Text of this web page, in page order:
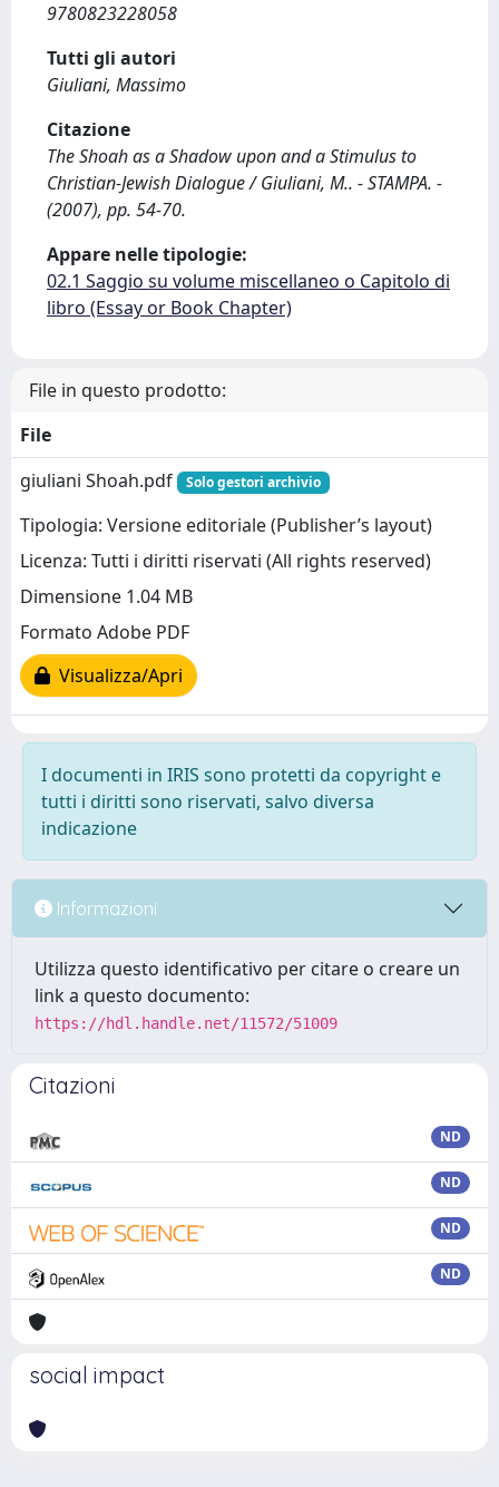
9780823228058
Tutti gli autori
Giuliani, Massimo
Citazione
The Shoah as a Shadow upon and a Stimulus to
Christian-Jewish Dialogue / Giuliani, M.. - STAMPA. -
(2007), pp. 54-70.
Appare nelle tipologie:
02.1 Saggio su volume miscellaneo o Capitolo di
libro (Essay or Book Chapter)
File in questo prodotto:
File
giuliani Shoah.pdf
Solo gestori archivio
Tipologia: Versione editoriale (Publisher’s layout)
Licenza: Tutti i diritti riservati (All rights reserved)
Dimensione 1.04 MB
Formato Adobe PDF
Visualizza/Apri
I documenti in IRIS sono protetti da copyright e
tutti i diritti sono riservati, salvo diversa
indicazione
Informazioni
Utilizza questo identificativo per citare o creare un
link a questo documento:
https://hdl.handle.net/11572/51009
Citazioni
ND
ND
ND
ND
social impact